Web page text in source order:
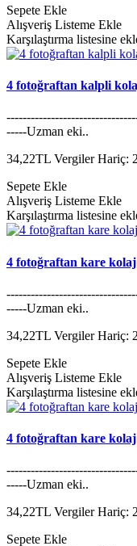
Sepete Ekle
Alışveriş Listeme Ekle
Karşılaştırma listesine
4 fotoğraftan kalpli
-----Uzman eki..
34,22TL Vergiler Hariç:
Sepete Ekle
Alışveriş Listeme Ekle
Karşılaştırma listesine
4 fotoğraftan kare
-----Uzman eki..
34,22TL Vergiler Hariç:
Sepete Ekle
Alışveriş Listeme Ekle
Karşılaştırma listesine
4 fotoğraftan kare kolaj
-----Uzman eki..
34,22TL Vergiler Hariç:
Sepete Ekle